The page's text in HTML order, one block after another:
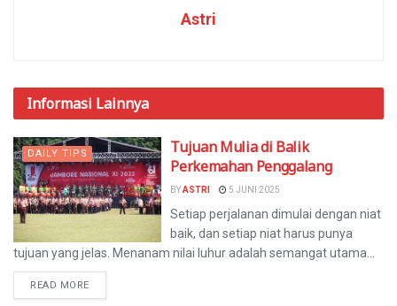
Astri
Informasi Lainnya
DAILY TIPS
Tujuan Mulia di Balik
Perkemahan Penggalang
BYASTRI 5 JUNI 2025
Setiap perjalanan dimulai dengan niat
baik, dan setiap niat harus punya
tujuan yang jelas. Menanam nilai luhur adalah semangat utama...
READ MORE